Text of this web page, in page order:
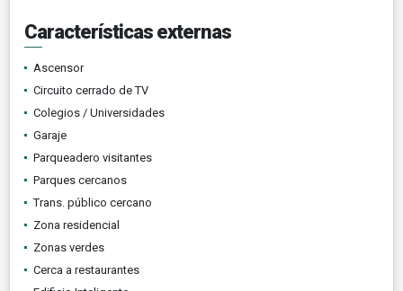
Características externas
Ascensor
Circuito cerrado de TV
Colegios / Universidades
Garaje
Parqueadero visitantes
Parques cercanos
Trans. público cercano
Zona residencial
Zonas verdes
Cerca a restaurantes